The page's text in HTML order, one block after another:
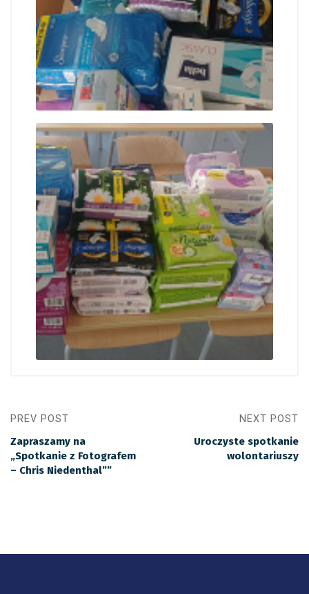
PREV POST
Zapraszamy na
„Spotkanie z Fotografem
– Chris Niedenthal””
NEXT POST
Uroczyste spotkanie
wolontariuszy